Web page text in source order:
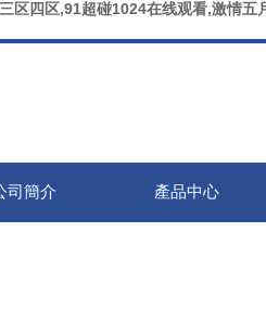
区四区,91超碰1024在线观看,激情
司簡介 產品中心